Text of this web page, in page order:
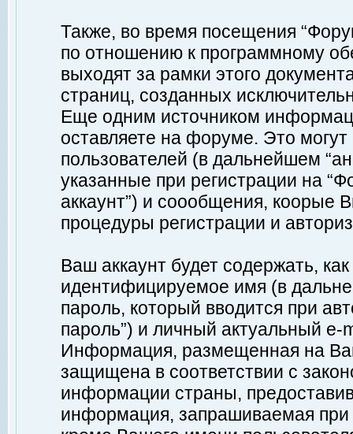
Также, во время посещения
по отношению к программному
выходят за рамки этого
страниц, созданных
Еще одним источником
оставляете на форуме. Это
пользователей (в дальнейшем
указанные при регистрации на
аккаунт”) и соообщения, коорые
процедуры регистрации и
Ваш аккаунт будет содержать,
идентифицируемое имя (в
пароль, который вводится при
пароль”) и личный актуальный
Информация, размещенная на
защищена в соответствии с
информации страны,
информация, запрашиваемая при